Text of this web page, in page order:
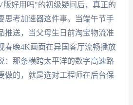
好用吗"的初级疑问后，真正的
思考加速器这件事。当端午节手
推送，当父母生日前淘宝物流准
春晚4K画面在异国客厅流畅播放
那条横跨太平洋的数字高速路
做的，就是选对工程师在后台保